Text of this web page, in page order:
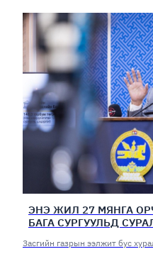
ЭНЭ ЖИЛ 27 МЯНГА
БАГА СУРГУУЛЬД
Засгийн газрын ээлжит бус